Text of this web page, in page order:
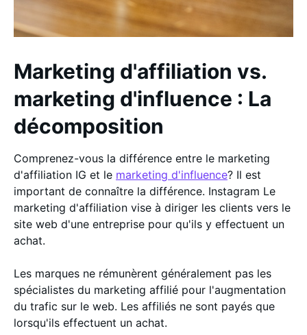
Marketing d'affiliation vs.
marketing d'influence : La
décomposition
Comprenez-vous la différence entre le marketing
d'affiliation IG et le marketing d'influence? Il est
important de connaître la différence. Instagram Le
marketing d'affiliation vise à diriger les clients vers le
site web d'une entreprise pour qu'ils y effectuent un
achat.
Les marques ne rémunèrent généralement pas les
spécialistes du marketing affilié pour l'augmentation
du trafic sur le web. Les affiliés ne sont payés que
lorsqu'ils effectuent un achat.